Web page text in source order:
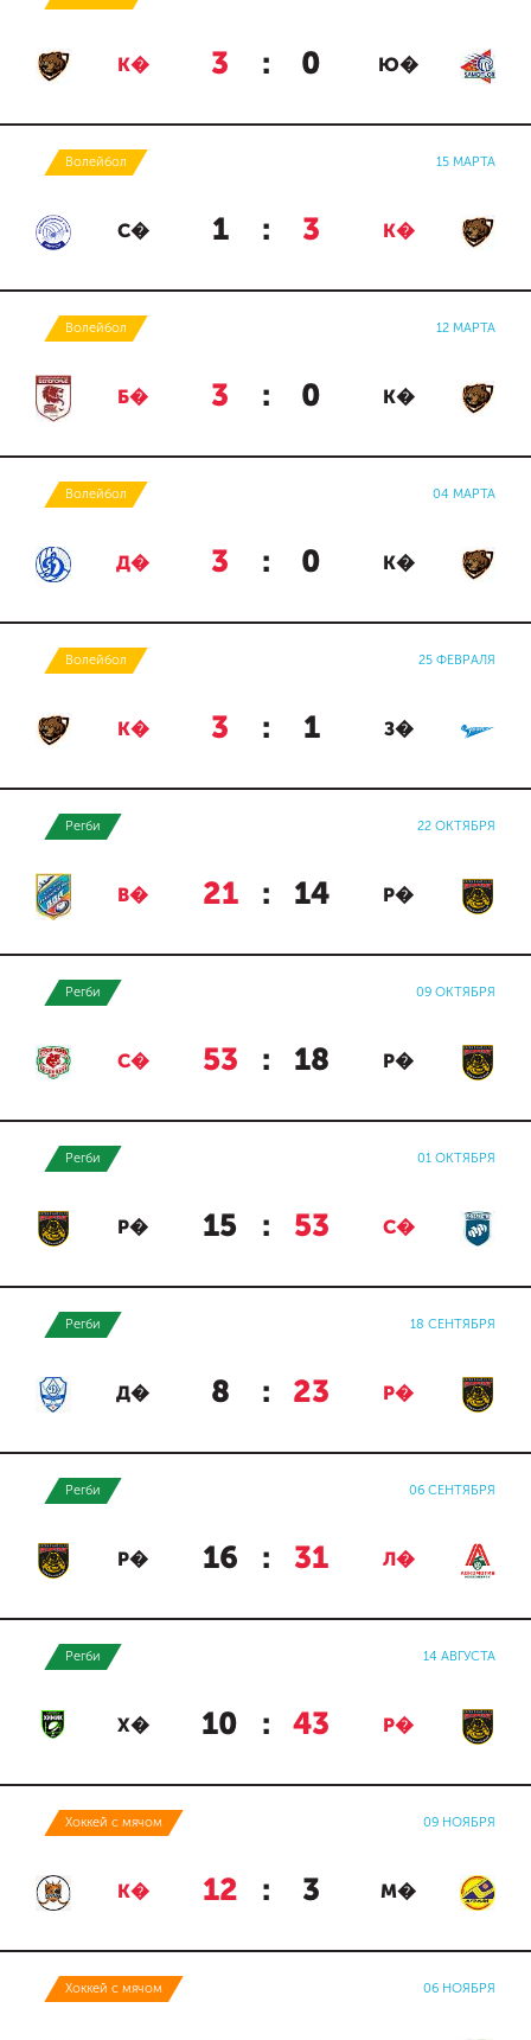
К� 3 : 0 Ю�
Волейбол 15 МАРТА
С� 1 : 3 К�
Волейбол 12 МАРТА
Б� 3 : 0 К�
Волейбол 04 МАРТА
Д� 3 : 0 К�
Волейбол 25 ФЕВРАЛЯ
К� 3 : 1 З�
Регби 22 ОКТЯБРЯ
В� 21 : 14 Р�
Регби 09 ОКТЯБРЯ
С� 53 : 18 Р�
Регби 01 ОКТЯБРЯ
Р� 15 : 53 С�
Регби 18 СЕНТЯБРЯ
Д� 8 : 23 Р�
Регби 06 СЕНТЯБРЯ
Р� 16 : 31 Л�
Регби 14 АВГУСТА
Х� 10 : 43 Р�
Хоккей с мячом 09 НОЯБРЯ
К� 12 : 3 М�
Хоккей с мячом 06 НОЯБРЯ